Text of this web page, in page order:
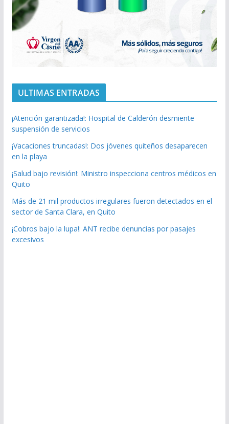
ULTIMAS ENTRADAS
¡Atención garantizada!: Hospital de Calderón desmiente
suspensión de servicios
¡Vacaciones truncadas!: Dos jóvenes quiteños desaparecen
en la playa
¡Salud bajo revisión!: Ministro inspecciona centros médicos en
Quito
Más de 21 mil productos irregulares fueron detectados en el
sector de Santa Clara, en Quito
¡Cobros bajo la lupa!: ANT recibe denuncias por pasajes
excesivos